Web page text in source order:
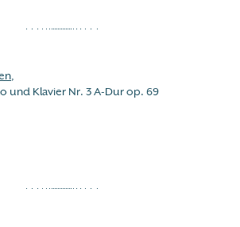
,
und Klavier Nr. 3 A-Dur op. 69